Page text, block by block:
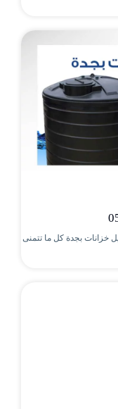
خزانات بجدة كل ما تتمنى